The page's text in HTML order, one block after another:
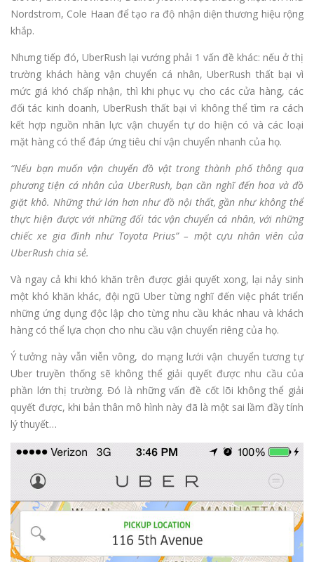
Nordstrom, Cole Haan để tạo ra độ nhận diện thương hiệu rộng
khắp.
Nhưng tiếp đó, UberRush lại vướng phải 1 vấn đề khác: nếu ở thị
trường khách hàng vận chuyển cá nhân, UberRush thất bại vì
mức giá khó chấp nhận, thì khi phục vụ cho các cửa hàng, các
đối tác kinh doanh, UberRush thất bại vì không thể tìm ra cách
kết hợp nguồn nhân lực vận chuyển tự do hiện có và các loại
mặt hàng có thể đáp ứng tiêu chí vận chuyển nhanh của họ.
“Nếu bạn muốn vận chuyển đồ vật trong thành phố thông qua
phương tiện cá nhân của UberRush, bạn cần nghĩ đến hoa và đồ
giặt khô. Những thứ lớn hơn như đồ nội thất, gần như không thể
thực hiện được với những đối tác vận chuyển cá nhân, với những
chiếc xe gia đình như Toyota Prius” – một cựu nhân viên của
UberRush chia sẻ.
Và ngay cả khi khó khăn trên được giải quyết xong, lại nảy sinh
một khó khăn khác, đội ngũ Uber từng nghĩ đến việc phát triển
những ứng dụng độc lập cho từng nhu cầu khác nhau và khách
hàng có thể lựa chọn cho nhu cầu vận chuyển riêng của họ.
Ý tưởng này vẫn viễn vông, do mạng lưới vận chuyển tương tự
Uber truyền thống sẽ không thể giải quyết được nhu cầu của
phần lớn thị trường. Đó là những vấn đề cốt lõi không thể giải
quyết được, khi bản thân mô hình này đã là một sai lầm đầy tính
lý thuyết…